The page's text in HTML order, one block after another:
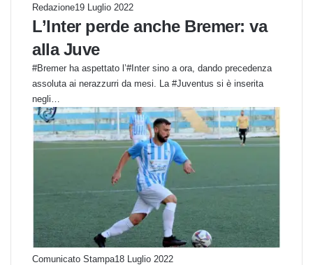
Redazione19 Luglio 2022
L’Inter perde anche Bremer: va
alla Juve
#Bremer ha aspettato l’#Inter sino a ora, dando precedenza
assoluta ai nerazzurri da mesi. La #Juventus si è inserita
negli…
Comunicato Stampa18 Luglio 2022